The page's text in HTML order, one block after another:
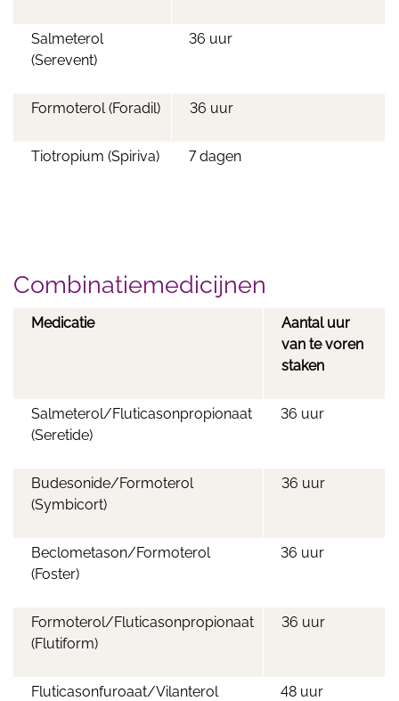
Salmeterol
(Serevent)
36 uur
Formoterol (Foradil) 36 uur
Tiotropium (Spiriva) 7 dagen
Combinatiemedicijnen
Medicatie
Aantal uur
van te voren
staken
Salmeterol/Fluticasonpropionaat
(Seretide)
36 uur
Budesonide/Formoterol
(Symbicort)
36 uur
Beclometason/Formoterol
(Foster)
36 uur
Formoterol/Fluticasonpropionaat
(Flutiform)
36 uur
Fluticasonfuroaat/Vilanterol 48 uur